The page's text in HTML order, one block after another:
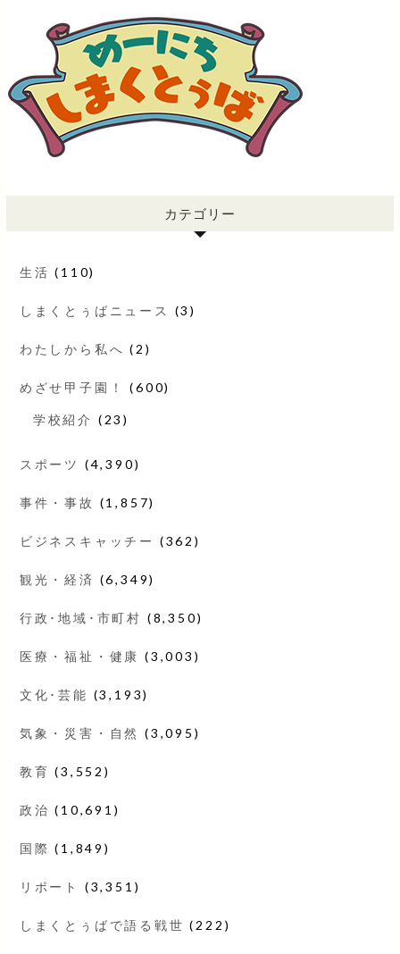
カテゴリー
生活 (110)
しまくとぅばニュース (3)
わたしから私へ (2)
めざせ甲子園！ (600)
学校紹介 (23)
スポーツ (4,390)
事件・事故 (1,857)
ビジネスキャッチー (362)
観光・経済 (6,349)
行政･地域･市町村 (8,350)
医療・福祉・健康 (3,003)
文化･芸能 (3,193)
気象・災害・自然 (3,095)
教育 (3,552)
政治 (10,691)
国際 (1,849)
リポート (3,351)
しまくとぅばで語る戦世 (222)